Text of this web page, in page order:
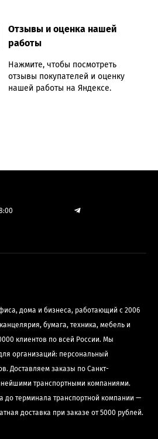
Отзывы и оценка нашей
работы
Нажмите, чтобы посмотреть
отзывы покупателей и оценку
нашей работы на Яндексе.
дома и бизнеса, работающий с 2006
бумага, техника, мебель и
клиентов по всей России. Мы
организаций: персональный
Доставляем заказы по Санкт-
транспортными компаниями.
до терминала транспортной компании —
доставка при заказе от 5000 рублей.